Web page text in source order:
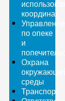
координат
Управление
по опеке
и
Охрана
среды
Транспорт